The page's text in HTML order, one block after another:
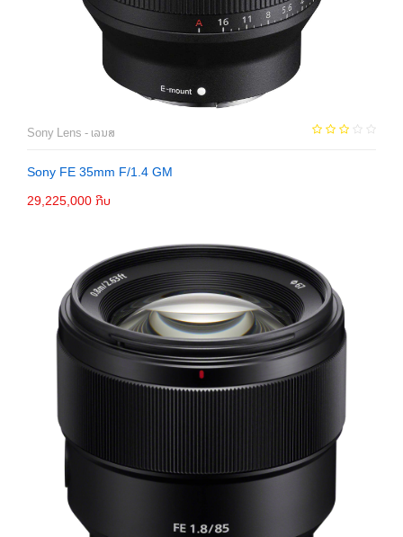
Sony Lens - ເລນສ
Sony FE 35mm F/1.4 GM
29,225,000 ກີບ
ຕິດຕໍ່